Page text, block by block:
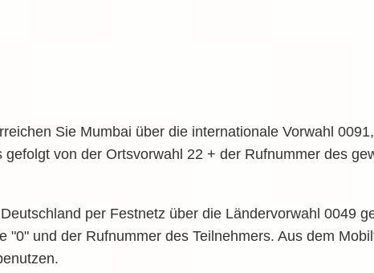
Sie Mumbai über die internationale Vorwahl
von der Ortsvorwahl 22 + der Rufnummer des
per Festnetz über die Ländervorwahl 0049
"0" und der Rufnummer des Teilnehmers. Aus dem